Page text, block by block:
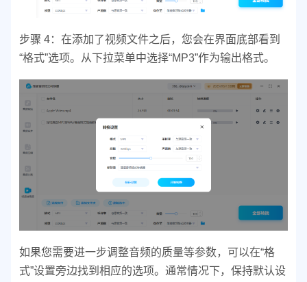
步骤 4： 在添加了视频文件之后，您会在界面底部看到
“格式”选项。
从下拉菜单中选择“MP3”作为输出格式。
如果您需要进一步调整音频的质量等参数，可以在“格
式”设置旁边找到相应的选项。 通常情况下，保持默认设